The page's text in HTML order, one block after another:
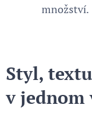
množství.
Styl,
v jednom